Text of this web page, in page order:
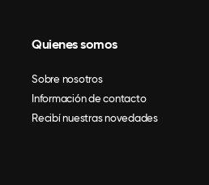
Quienes somos
Sobre nosotros
Información de contacto
Recibí nuestras novedades